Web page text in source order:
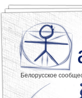
Белорусское